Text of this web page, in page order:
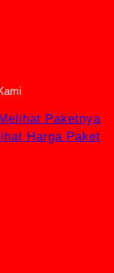
Paketnya
Harga Paket